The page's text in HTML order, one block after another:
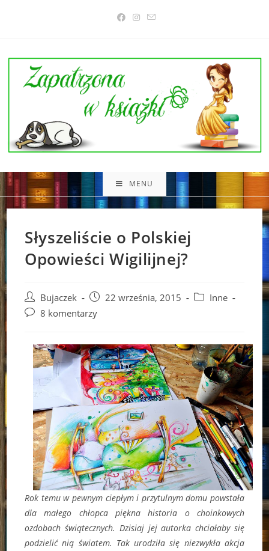
MENU
Słyszeliście o Polskiej
Opowieści Wigilijnej?
Post
author:
Bujaczek
Post
published:
22 września, 2015
PostInne
Post8 komentarzy
Rok temu w pewnym ciepłym i przytulnym domu powstała
dla małego chłopca piękna historia o choinkowych
ozdobach świątecznych. Dzisiaj jej autorka chciałaby się
podzielić nią światem. Tak urodziła się niezwykła akcja